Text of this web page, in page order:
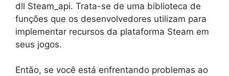
dll Steam_api. Trata-se de uma biblioteca de
funções que os desenvolvedores utilizam para
implementar recursos da plataforma Steam em
seus jogos.
Então, se você está enfrentando problemas ao